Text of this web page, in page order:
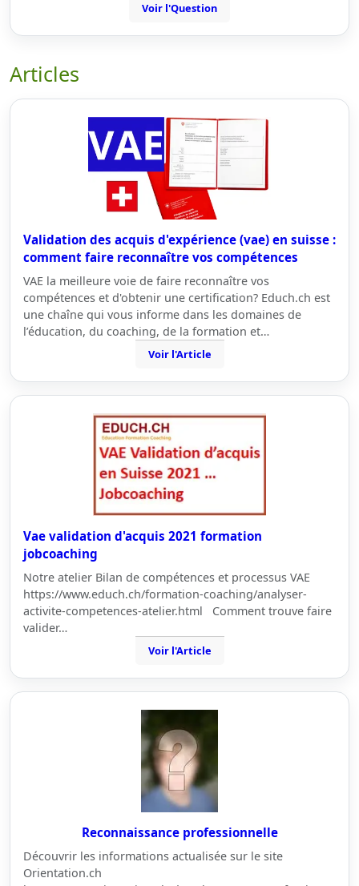
Voir l'Question
Articles
Validation des acquis d'expérience (vae) en suisse :
comment faire reconnaître vos compétences
VAE la meilleure voie de faire reconnaître vos
compétences et d'obtenir une certification? Educh.ch est
une chaîne qui vous informe dans les domaines de
l’éducation, du coaching, de la formation et…
Voir l'Article
Vae validation d'acquis 2021 formation
jobcoaching
Notre atelier Bilan de compétences et processus VAE
https://www.educh.ch/formation-coaching/analyser-
activite-competences-atelier.html Comment trouve faire
valider…
Voir l'Article
Reconnaissance professionnelle
Découvrir les informations actualisée sur le site
Orientation.ch